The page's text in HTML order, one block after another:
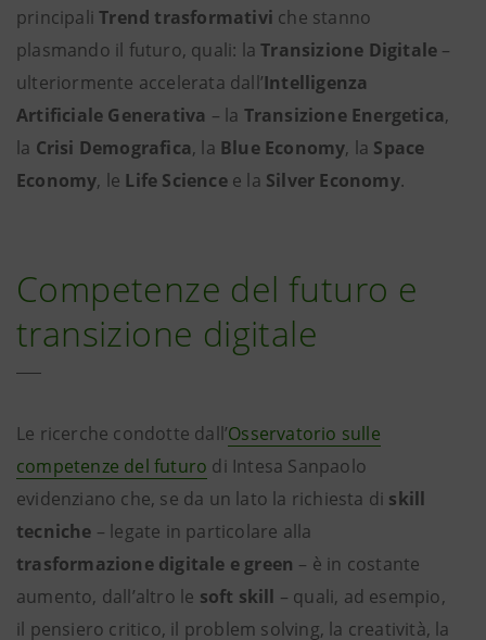
principali Trend trasformativi che stanno
plasmando il futuro, quali: la Transizione Digitale –
ulteriormente accelerata dall’Intelligenza
Artificiale Generativa – la Transizione Energetica,
la Crisi Demografica, la Blue Economy, la Space
Economy, le Life Science e la Silver Economy.
Competenze del futuro e
transizione digitale
Le ricerche condotte dall’Osservatorio sulle
competenze del futuro di Intesa Sanpaolo
evidenziano che, se da un lato la richiesta di skill
tecniche – legate in particolare alla
trasformazione digitale e green – è in costante
aumento, dall’altro le soft skill – quali, ad esempio,
il pensiero critico, il problem solving, la creatività, la